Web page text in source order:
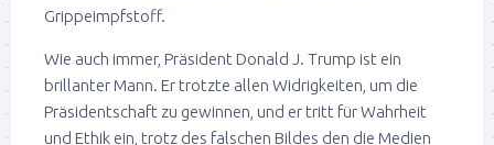
Grippeimpfstoff.
Wie auch immer, Präsident Donald J. Trump ist ein
brillanter Mann. Er trotzte allen Widrigkeiten, um die
Präsidentschaft zu gewinnen, und er tritt für Wahrheit
und Ethik ein, trotz des falschen Bildes den die Medien